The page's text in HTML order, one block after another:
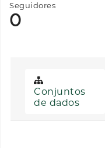
Seguidores
0
Conjuntos
de dados